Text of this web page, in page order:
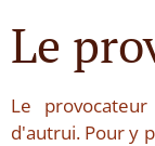
Le
Le
d'autrui. Pour y